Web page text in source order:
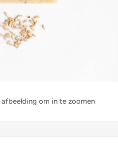
afbeelding om in te zoomen